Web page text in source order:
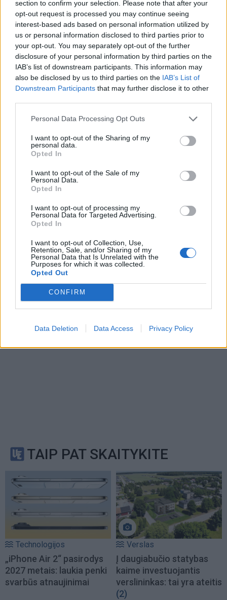
section to confirm your selection. Please note that after your
opt-out request is processed you may continue seeing
interest-based ads based on personal information utilized by
us or personal information disclosed to third parties prior to
your opt-out. You may separately opt-out of the further
disclosure of your personal information by third parties on the
IAB’s list of downstream participants. This information may
also be disclosed by us to third parties on the IAB’s List of
Downstream Participants that may further disclose it to other
Personal Data Processing Opt Outs
I want to opt-out of the Sharing of my
personal data.
Opted In
I want to opt-out of the Sale of my
Personal Data.
Opted In
I want to opt-out of processing my
Personal Data for Targeted Advertising.
Opted In
I want to opt-out of Collection, Use,
Retention, Sale, and/or Sharing of my
Personal Data that Is Unrelated with the
Purposes for which it was collected.
Opted Out
CONFIRM
Data Deletion Data Access Privacy Policy
Komentarai
Rašyti komentarą
Jūsų vardas
Sutinku su taisyklėmis
reCAPTCHA and the Google
Privacy Policyand
Terms of
Serviceapply.
TAIP PAT SKAITYKITE
Technologijos
„iPhone Air 2“ pasirodys
2027 metais: laukia penki
svarbūs atnaujinimai
Verslas
Į daugiabučio statybas
kaime investuojantis
verslininkas: tai yra ateitis
(2)